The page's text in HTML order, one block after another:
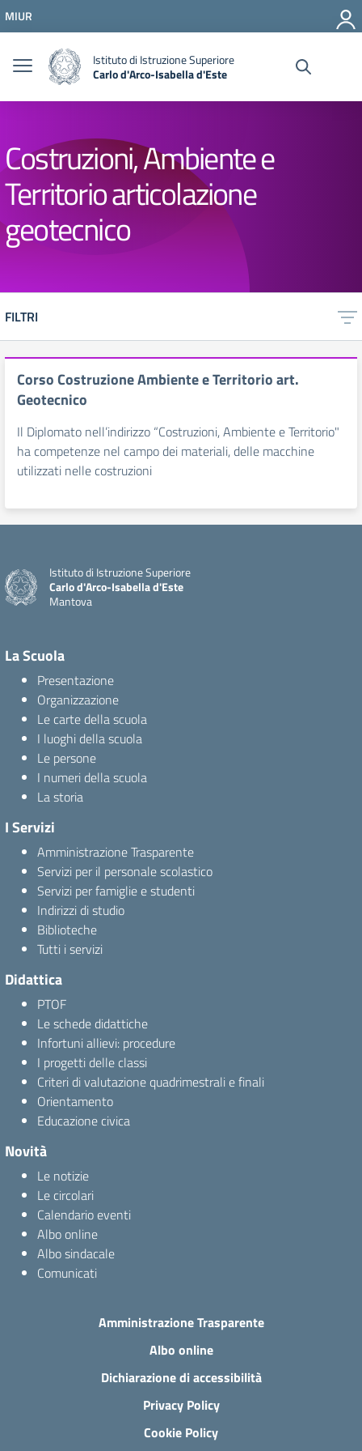
Vai al menu di navigazione
Vai al footer
MIUR
Istituto di Istruzione Superiore
Carlo d'Arco-Isabella d'Este
Costruzioni, Ambiente e
Territorio articolazione
geotecnico
FILTRI
Corso Costruzione Ambiente e Territorio art.
Geotecnico
Il Diplomato nell’indirizzo “Costruzioni, Ambiente e Territorio"
ha competenze nel campo dei materiali, delle macchine
utilizzati nelle costruzioni
Istituto di Istruzione Superiore
Carlo d'Arco-Isabella d'Este
Mantova
La Scuola
Presentazione
Organizzazione
Le carte della scuola
I luoghi della scuola
Le persone
I numeri della scuola
La storia
I Servizi
Amministrazione Trasparente
Servizi per il personale scolastico
Servizi per famiglie e studenti
Indirizzi di studio
Biblioteche
Tutti i servizi
Didattica
PTOF
Le schede didattiche
Infortuni allievi: procedure
I progetti delle classi
Criteri di valutazione quadrimestrali e finali
Orientamento
Educazione civica
Novità
Le notizie
Le circolari
Calendario eventi
Albo online
Albo sindacale
Comunicati
Amministrazione Trasparente
Albo online
Dichiarazione di accessibilità
Privacy Policy
Cookie Policy